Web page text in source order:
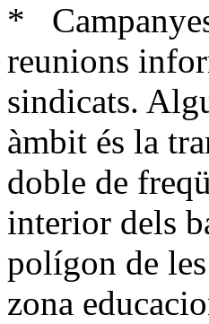
*
reunions
sindicats.
àmbit és la
doble de
interior dels
polígon de
zona